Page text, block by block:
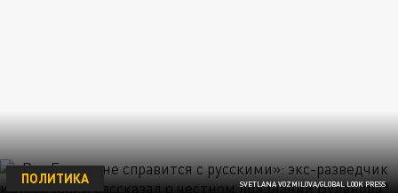
SVETLANA VOZMILOVA/GLOBAL LOOK PRESS
ПОЛИТИКА